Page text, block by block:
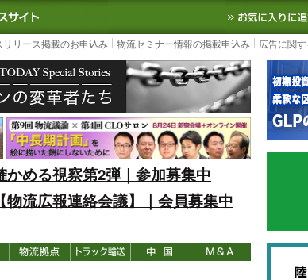
内最大の物流ニュースサイト3PL, SCMなど国内外の最新の物
リース掲載のお申込み 物流セミナー情報の掲載申込み 広告に関
める視察第2弾｜参加募集中
流広報連絡会議】｜会員募集中